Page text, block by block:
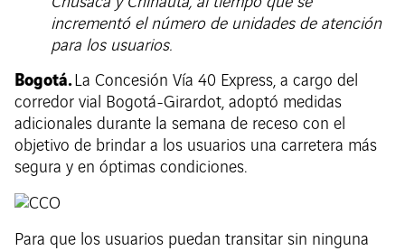
incrementó el número de unidades de atención
para los usuarios.
Bogotá. La Concesión Vía 40 Express, a cargo del
corredor vial Bogotá-Girardot, adoptó medidas
adicionales durante la semana de receso con el
objetivo de brindar a los usuarios una carretera más
segura y en óptimas condiciones.
Para que los usuarios puedan transitar sin ninguna